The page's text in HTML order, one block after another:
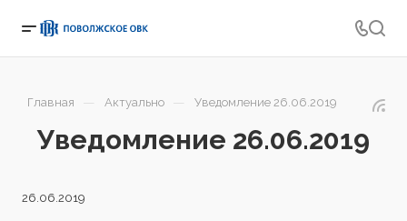
Главная — Актуально — Уведомление 26.06.2019
Уведомление 26.06.2019
26.06.2019